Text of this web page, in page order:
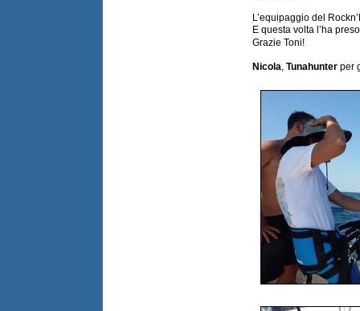
L’equipaggio del
E questa volta l’ha
Grazie Toni!
Nicola, Tunahunter per